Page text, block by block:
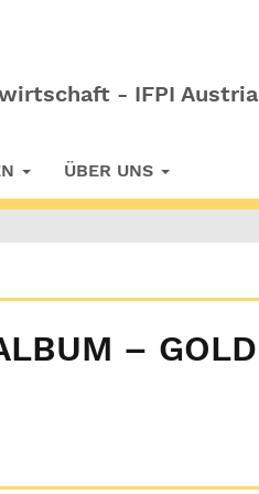
- IFPI Austria
ÜBER UNS
– GOLD